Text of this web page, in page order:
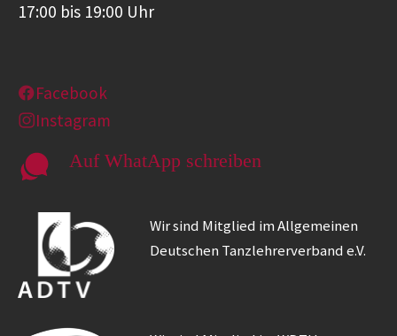
17:00 bis 19:00 Uhr
Facebook
Instagram
Auf WhatApp schreiben
Wir sind Mitglied im Allgemeinen
Deutschen Tanzlehrerverband e.V.